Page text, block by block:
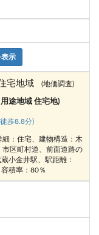
表示
宅地域 (地価調査)
途地域 住宅地)
歩8.8分)
：住宅、建物構造：木
区町村道、前面道路の
小金井駅、駅距離：
積率：80％